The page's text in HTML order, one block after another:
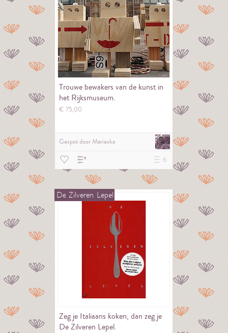
Trouwe bewakers van de kunst in
het Rijksmuseum.
€75,00
Gespot doorMarieska
6
De Zilveren Lepel
Zeg je Italiaans koken, dan zeg je
De Zilveren Lepel.